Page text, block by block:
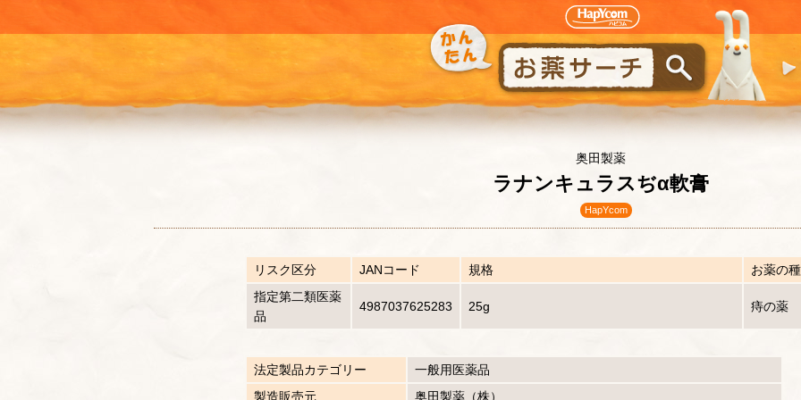
奥田製薬
ラナンキュラスぢα軟膏
HapYcom
リスク区分 JANコード 規格
お薬の
指定第二類医薬
品
4987037625283 25g 痔の薬
法定製品カテゴリー
一般用医薬品
製造販売元
奥田製薬（株）